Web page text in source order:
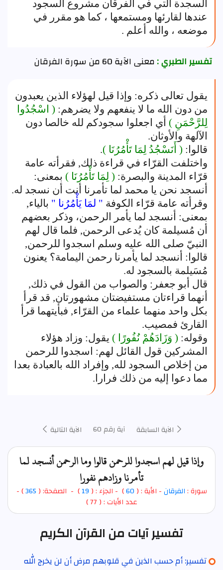
السجدة التي في الفرقان مشروع السجود
عندها لقارئها ومستمعها ، كما هو مقرر في
موضعه ، والله أعلم .
تفسير الطبري :معنى الآية 60 من سورة الفرقان
يقول تعالى ذكره: وإذا قيل لهؤلاء الذين يعبدون
من دون الله ما لا ينفعهم ولا يضرهم: ( اسْجُدُوا
لِلرَّحْمَنِ ) أي اجعلوا سجودكم لله خالصا دون
الآلهة والأوثان.
قالوا: ( أَنَسْجُدُ لِمَا تَأْمُرُنَا ).
واختلفت القرّاء في قراءة ذلك, فقرأته عامة
قرّاء المدينة والبصرة: ( لِمَا تَأْمُرُنَا ) بمعنى:
أنسجد نحن يا محمد لما تأمرنا أنت أن نسجد له.
وقرأته عامة قرّاء الكوفة " لمَا يَأْمُرُنا " بالياء,
بمعنى: أنسجد لما يأمر الرحمن، وذكر بعضهم
أن مُسيلمة كان يُدعى الرحمن, فلما قال لهم
النبيّ صلى الله عليه وسلم اسجدوا للرحمن,
قالوا: أنسجد لما يأمرنا رحمن اليمامة؟ يعنون
مُسَيلمة بالسجود له.
قال أبو جعفر: والصواب من القول في ذلك,
أنهما قراءتان مستفيضتان مشهورتان, قد قرأ
بكل واحد منهما علماء من القرّاء, فبأيتهما قرأ
القارئ فمصيب.
وقوله: ( وَزَادَهُمْ نُفُورًا ) يقول: وزاد هؤلاء
المشركين قول القائل لهم: اسجدوا للرحمن
من إخلاص السجود لله, وإفراد الله بالعبادة بعدا
مما دعوا إليه من ذلك فرارا.
الآية السابقة آية رقم 60 الآية التالية
وإذا قيل لهم اسجدوا للرحمن قالوا وما الرحمن أنسجد لما
تأمرنا وزادهم نفورا
سورة :الفرقان- الأية : (60
) - الجزء : (19) - الصفحة: ( 365
) -
عدد الأيات : ( 77 )
تفسير آيات من القرآن الكريم
تفسير: أم حسب الذين في قلوبهم مرض أن لن يخرج الله